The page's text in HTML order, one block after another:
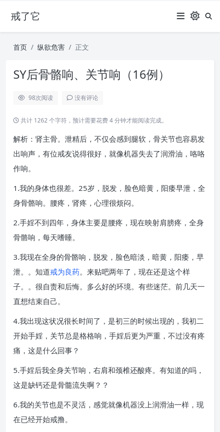
戒了它
首页 纵欲危害 正文
SY后骨骼响、关节响（16例）
98次阅读 没有评论
共计 1262 个字符，预计需要花费 4 分钟才能阅读完成。
解析：肾主骨。泄精后，不仅会感到腿软，骨关节也容易发
出响声，有位戒友说得很好，就像机器失去了润滑油，咯咯
作响。
1.我的身体也很差。25岁，脱发，脸色暗黄，阳痿早泄，全
身骨骼响。腰疼，肾疼，心理很烦闷。
2.手婬不到四年，身体主要是腰疼，现在映射肩膀疼，全身
骨骼响，每天嗜睡。
3.我现在全身的骨骼响，脱发，脸色暗淡，暗黄，阳痿，早
泄。。知道戒为良药。来贴吧两年了，现在还是这个样
子。。很自责和后悔。多么好的环境。有些迷茫。前几天一
直想结束自己。
4.我出现这状况很长时间了，是初三的时候出现的，我初二
开始手婬，关节总是格格响，手婬后更为严重，不过没有疼
痛，这是什么回事？
5.手婬后我全身关节响，右肩和颈椎还酸疼。有知道的吗，
这是缺钙还是骨髓流失啊？？
6.我的关节也是不灵活，感觉就像机器没上润滑油一样，现
在已经开始戒撸。